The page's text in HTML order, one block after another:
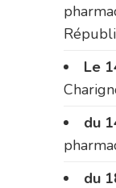
Le
du
du